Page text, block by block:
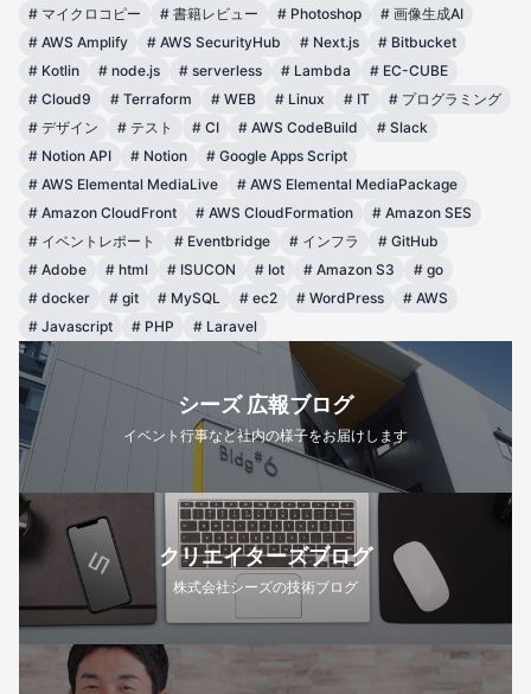
# マイクロコピー # 書籍レビュー # Photoshop # 画像生成AI
# AWS Amplify # AWS SecurityHub # Next.js # Bitbucket
# Kotlin # node.js # serverless # Lambda # EC-CUBE
# Cloud9 # Terraform # WEB # Linux # IT # プログラミング
# デザイン # テスト # CI # AWS CodeBuild # Slack
# Notion API # Notion # Google Apps Script
# AWS Elemental MediaLive # AWS Elemental MediaPackage
# Amazon CloudFront # AWS CloudFormation # Amazon SES
# イベントレポート # Eventbridge # インフラ # GitHub
# Adobe # html # ISUCON # Iot # Amazon S3 # go
# docker # git # MySQL # ec2 # WordPress # AWS
# Javascript # PHP # Laravel
シーズ 広報ブログ
イベント行事など社内の様子をお届けします
クリエイターズブログ
株式会社シーズの技術ブログ